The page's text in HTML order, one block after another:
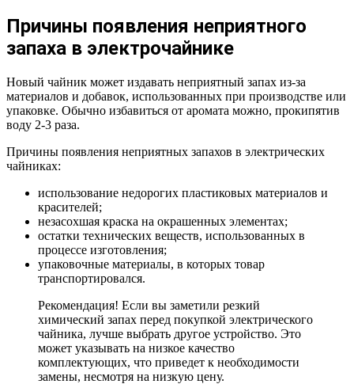
Причины появления неприятного
запаха в электрочайнике
Новый чайник может издавать неприятный запах из-за
материалов и добавок, использованных при производстве или
упаковке. Обычно избавиться от аромата можно, прокипятив
воду 2-3 раза.
Причины появления неприятных запахов в электрических
чайниках:
использование недорогих пластиковых материалов и
красителей;
незасохшая краска на окрашенных элементах;
остатки технических веществ, использованных в
процессе изготовления;
упаковочные материалы, в которых товар
транспортировался.
Рекомендация! Если вы заметили резкий
химический запах перед покупкой электрического
чайника, лучше выбрать другое устройство. Это
может указывать на низкое качество
комплектующих, что приведет к необходимости
замены, несмотря на низкую цену.